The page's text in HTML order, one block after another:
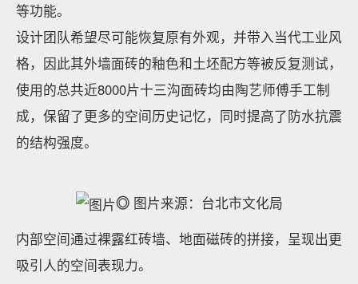
等功能。
设计团队希望尽可能恢复原有外观，并带入当代工业风
格，因此其外墙面砖的釉色和土坯配方等被反复测试，
使用的总共近8000片十三沟面砖均由陶艺师傅手工制
成，保留了更多的空间历史记忆，同时提高了防水抗震
的结构强度。
◎ 图片来源：台北市文化局
内部空间通过裸露红砖墙、地面磁砖的拼接，呈现出更
吸引人的空间表现力。